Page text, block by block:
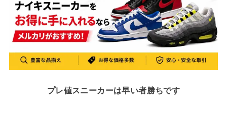
プレ値スニーカーは早い者勝ちです